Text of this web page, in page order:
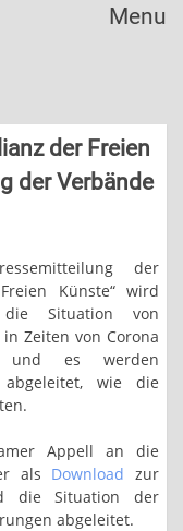
Menu
der Freien
der Verbände
der
Künste“ wird
die Situation von
Zeiten von Corona
und es werden
abgeleitet, wie die
Appell an die
als Downloadzur
die Situation der
abgeleitet.